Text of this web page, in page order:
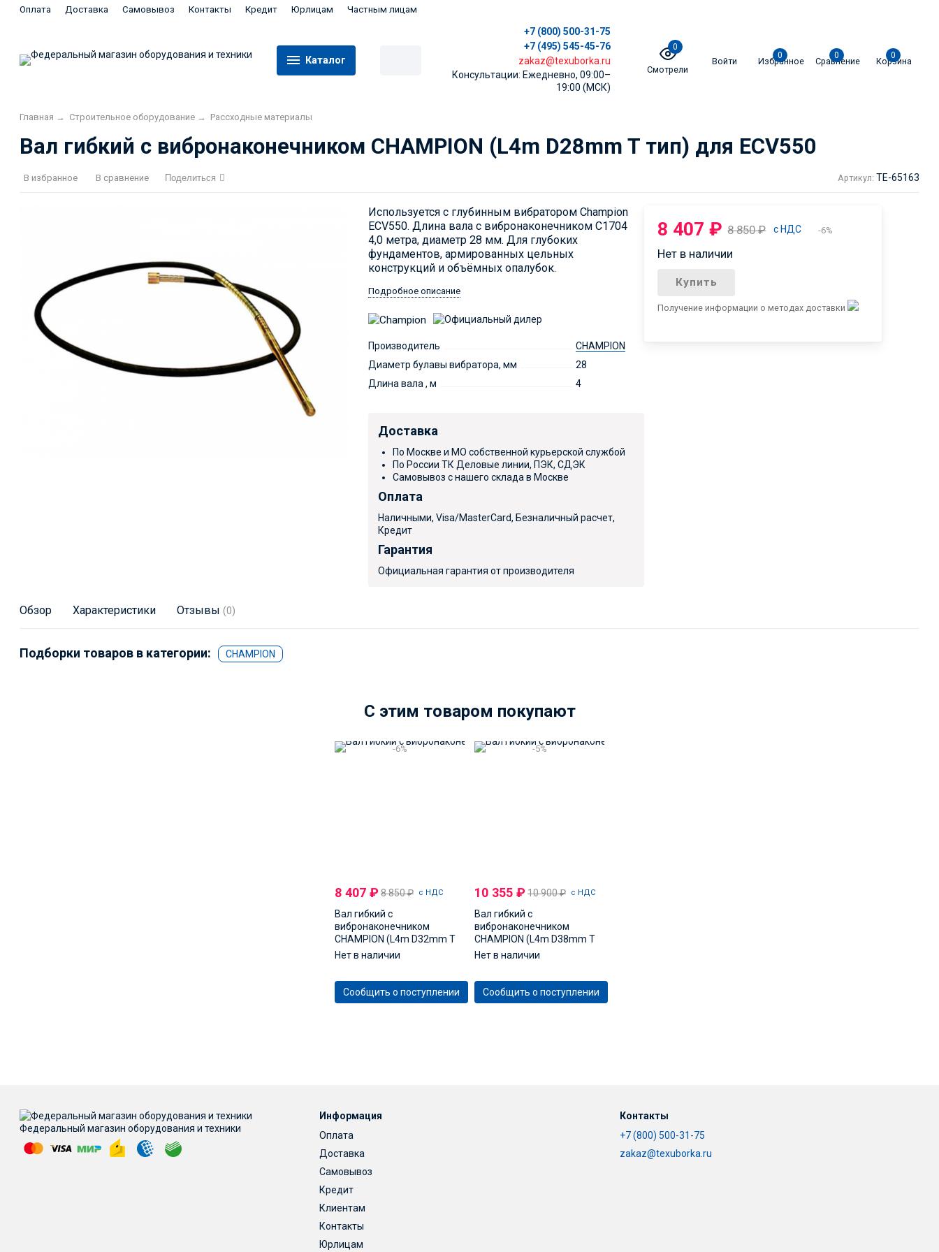
Оплата Доставка Самовывоз Контакты Кредит Юрлицам Частным лицам
Каталог
+7 (800) 500-31-75
+7 (495) 545-45-76
zakaz@texuborka.ru
Консультации: Ежедневно, 09:00–
19:00 (МСК)
0
Смотрели
Войти
0
Избранное
0
Сравнение
0
Корзина
Главная → Строительное оборудование → Рассходные материалы
Вал гибкий с вибронаконечником CHAMPION (L4m D28mm T тип) для ECV550
В избранное В сравнение Поделиться Артикул: TE-65163
Используется с глубинным вибратором Champion
ECV550. Длина вала с вибронаконечником С1704
4,0 метра, диаметр 28 мм. Для глубоких
фундаментов, армированных цельных
конструкций и объёмных опалубок.
Подробное описание
Производитель
CHAMPION
Диаметр булавы вибратора, мм
28
Длина вала , м
4
8 407₽ 8 850₽ с НДС -6%
Нет в наличии
Купить
Получение информации о методах доставки
Доставка
По Москве и МО собственной курьерской службой
По России ТК Деловые линии, ПЭК, СДЭК
Самовывоз с нашего склада в Москве
Оплата
Наличными, Visa/MasterCard, Безналичный расчет,
Кредит
Гарантия
Официальная гарантия от производителя
Обзор Характеристики Отзывы (0)
Подборки товаров в категории: CHAMPION
C этим товаром покупают
-6%
8 407 ₽8 850₽ с НДС
Вал гибкий с
вибронаконечником
CHAMPION (L4m D32mm T
тип) для ECV550
Нет в наличии
Сообщить о поступлении
-5%
10 355 ₽10 900₽ с НДС
Вал гибкий с
вибронаконечником
CHAMPION (L4m D38mm T
тип) для ECV550
Нет в наличии
Сообщить о поступлении
Федеральный магазин оборудования и техники
Информация
Оплата
Доставка
Самовывоз
Кредит
Клиентам
Контакты
Юрлицам
Контакты
+7 (800) 500-31-75
zakaz@texuborka.ru